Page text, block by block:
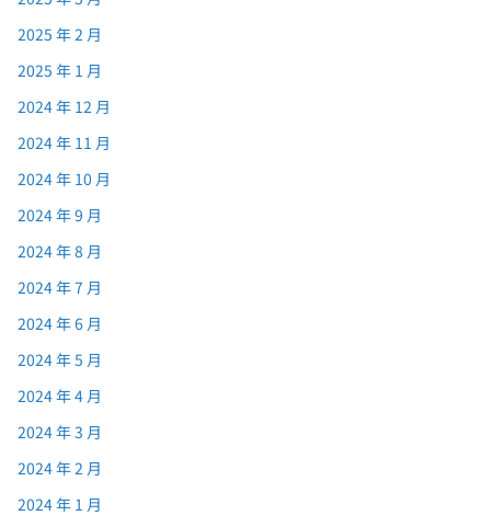
2025 年 2 月
2025 年 1 月
2024 年 12 月
2024 年 11 月
2024 年 10 月
2024 年 9 月
2024 年 8 月
2024 年 7 月
2024 年 6 月
2024 年 5 月
2024 年 4 月
2024 年 3 月
2024 年 2 月
2024 年 1 月